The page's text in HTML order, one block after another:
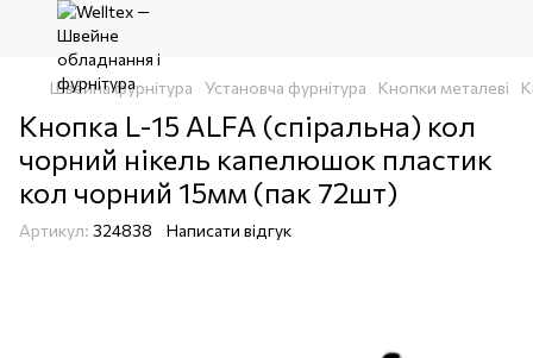
Швейна фурнітура Установча фурнітура Кнопки металеві
Кнопка L-15 ALFA (спіральна) кол
чорний нікель капелюшок пластик
кол чорний 15мм (пак 72шт)
Артикул: 324838 Написати відгук